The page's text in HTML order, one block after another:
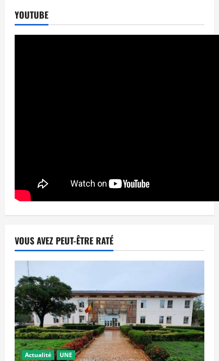
YOUTUBE
VOUS AVEZ PEUT-ÊTRE RATÉ
Actualité UNE